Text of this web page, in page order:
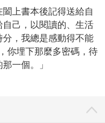
上書本後記得送給自
己，以閱讀的、生活
，我總是感動得不能
你埋下那麼多密碼，待
一個。」